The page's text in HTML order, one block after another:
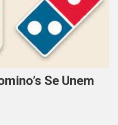
Se Unem